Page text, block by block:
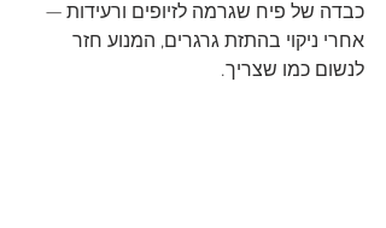
כבדה של פיח שגרמה לזיופים ורעידות —
אחרי ניקוי בהתזת גרגרים, המנוע חזר
לנשום כמו שצריך.